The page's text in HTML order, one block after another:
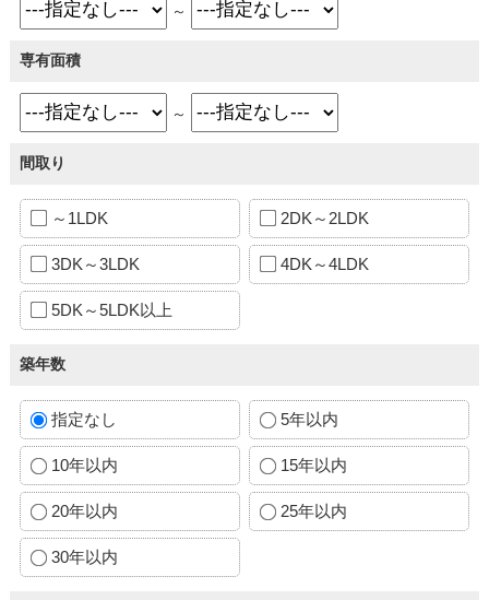
～
専有面積
～
間取り
～1LDK 2DK～2LDK
3DK～3LDK 4DK～4LDK
5DK～5LDK以上
築年数
指定なし 5年以内
10年以内 15年以内
20年以内 25年以内
30年以内